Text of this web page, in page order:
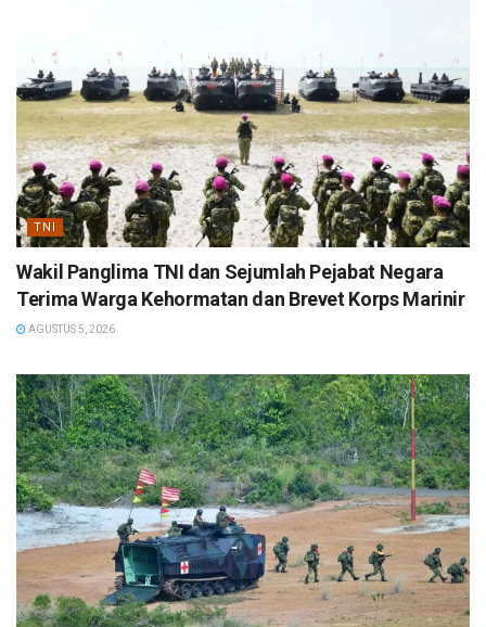
TNI
Wakil Panglima TNI dan Sejumlah Pejabat Negara
Terima Warga Kehormatan dan Brevet Korps Marinir
AGUSTUS 5, 2026